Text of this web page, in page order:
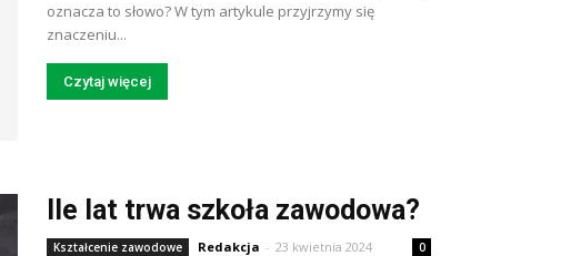
oznacza to słowo? W tym artykule przyjrzymy się
znaczeniu...
Czytaj więcej
Ile lat trwa szkoła zawodowa?
Kształcenie zawodowe Redakcja - 23 kwietnia 2024 0